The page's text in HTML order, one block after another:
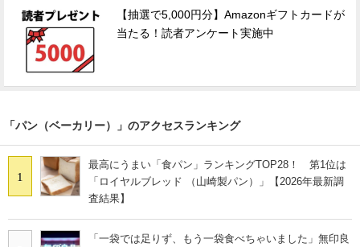
【抽選で5,000円分】Amazonギフトカードが
当たる！読者アンケート実施中
「パン（ベーカリー）」のアクセスランキング
1
最高にうまい「食パン」ランキングTOP28！ 第1位は
「ロイヤルブレッド （山崎製パン）」【2026年最新調
査結果】
「一袋では足りず、もう一袋食べちゃいました」無印良